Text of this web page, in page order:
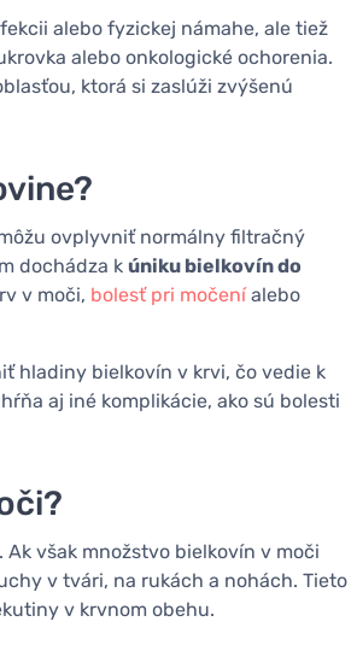
alebo fyzickej námahe, ale tiež
alebo onkologické ochorenia.
ktorá si zaslúži zvýšenú
ovplyvniť normálny filtračný
dochádza k úniku bielkovín do
v moči, bolesť pri močeníalebo
hladiny bielkovín v krvi, čo vedie k
aj iné komplikácie, ako sú bolesti
však množstvo bielkovín v moči
v tvári, na rukách a nohách. Tieto
v krvnom obehu.